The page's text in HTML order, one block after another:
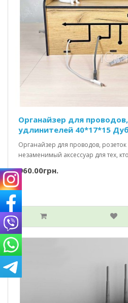
Органайзер для
удлинителей 40*17*15 Дуб
Органайзер для проводов,
незаменимый аксессуар для тех,
960.00грн.